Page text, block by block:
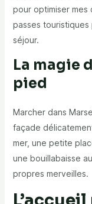
pour optimiser mes
passes touristiques
séjour.
La magie
pied
Marcher dans
façade
mer, une petite
une bouillabaisse
propres merveilles.